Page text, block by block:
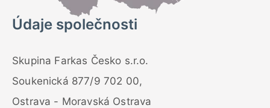
Údaje společnosti
Skupina Farkas Česko s.r.o.
Soukenická 877/9 702 00,
Ostrava - Moravská Ostrava